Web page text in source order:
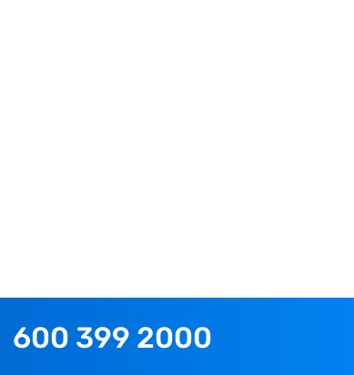
600 399 2000